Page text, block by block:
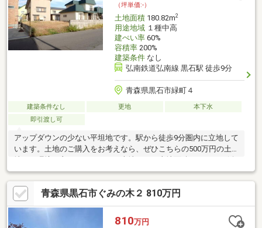
（坪単価:-）
土地面積180.82m2
用途地域１種中高
建ぺい率60%
容積率200%
建築条件なし
弘南鉄道弘南線 黒石駅 徒歩9分
青森県黒石市緑町４
建築条件なし 更地
本下水
即引渡し可
アップダウンの少ない平坦地です。駅から徒歩9分圏内に立地して
います。土地のご購入をお考えなら、ぜひこちらの500万円の土
簿)です。周辺環境が好条件でニーズの高い住宅用地です。価格は
高いですが、その分設備は充実しています。
青森県黒石市ぐみの木２ 810万円
810万円